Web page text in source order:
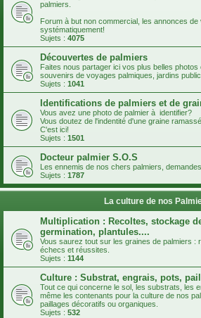
palmiers.
Forum à but non commercial, les annonces
systématiquement!
Sujets : 4075
Découvertes de palmiers
Faites nous partager ici vos plus belles photos
souvenirs de voyages palmiques, jardins
Sujets : 1041
Identifications de palmiers et de
Vous avez une photo de palmier à identifier?
Vous doutez de l'indentité d'une graine
C'est ici!
Sujets : 1501
Docteur palmier S.O.S
Les ennemis de nos chers palmiers,
Sujets : 1787
La culture de nos
Multiplication : Recoltes, stockage
germination, plantules....
Vous saurez tout sur les graines de palmiers :
échecs et réussites.
Sujets : 1144
Culture : Substrat, engrais, pots,
Tout ce qui concerne le sol, les substrats, les
même les contenants pour la culture de nos
paillages décoratifs ou organiques.
Sujets : 532